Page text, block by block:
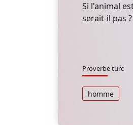
Si l'animal
serait-il pas ?
Proverbe turc
homme